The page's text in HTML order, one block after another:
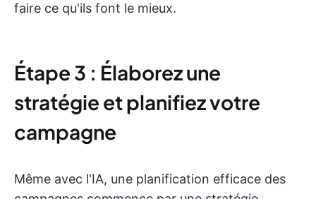
faire ce qu'ils font le mieux.
Étape 3 : Élaborez une
stratégie et planifiez votre
campagne
Même avec l'IA, une planification efficace des